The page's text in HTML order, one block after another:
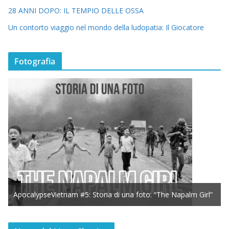
28 ANNI DOPO: IL TEMPIO DELLE OSSA
Un contorto viaggio nel mondo della ludopatia: Il Giocatore
Fotografia
ApocalypseVietnam #5: Storia di una foto: “The Napalm Girl”